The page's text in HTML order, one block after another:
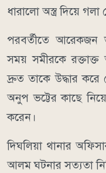
ধারালো অস্ত্র দিয়ে গলা
পরবর্তীতে আরেকজন
সময় সমীরকে রক্তাক্ত
দ্রুত তাকে উদ্ধার করে
অনুপ ভট্টের কাছে
করেন।
দিঘলিয়া থানার
আলম ঘটনার সত্যতা